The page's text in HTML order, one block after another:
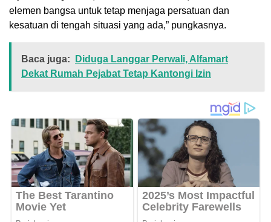
elemen bangsa untuk tetap menjaga persatuan dan
kesatuan di tengah situasi yang ada,” pungkasnya.
Baca juga:
Diduga Langgar Perwali, Alfamart
Dekat Rumah Pejabat Tetap Kantongi Izin